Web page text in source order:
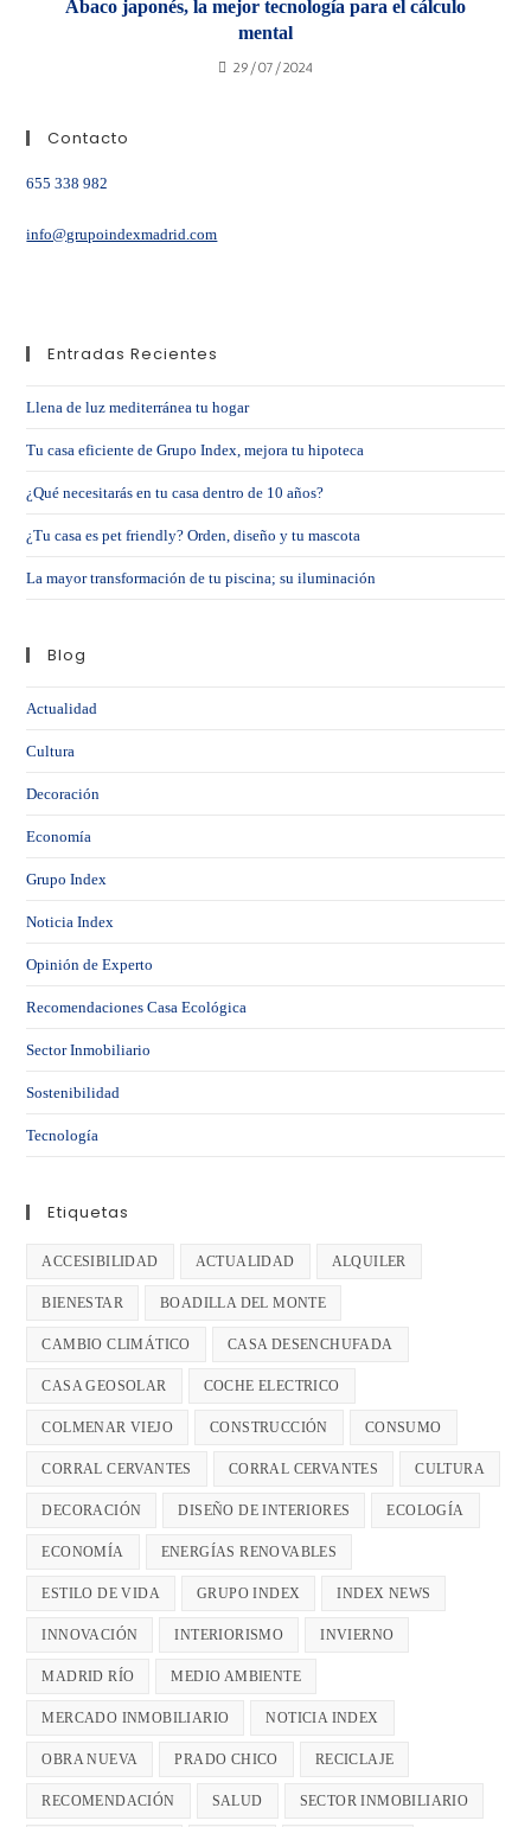
Ábaco japonés, la mejor tecnología para el cálculo
mental
29/07/2024
Contacto
655 338 982
info@grupoindexmadrid.com
Entradas Recientes
Llena de luz mediterránea tu hogar
Tu casa eficiente de Grupo Index, mejora tu hipoteca
¿Qué necesitarás en tu casa dentro de 10 años?
¿Tu casa es pet friendly? Orden, diseño y tu mascota
La mayor transformación de tu piscina; su iluminación
Blog
Actualidad
Cultura
Decoración
Economía
Grupo Index
Noticia Index
Opinión de Experto
Recomendaciones Casa Ecológica
Sector Inmobiliario
Sostenibilidad
Tecnología
Etiquetas
ACCESIBILIDAD ACTUALIDAD ALQUILER
BIENESTAR BOADILLA DEL MONTE
CAMBIO CLIMÁTICO CASA DESENCHUFADA
CASA GEOSOLAR COCHE ELECTRICO
COLMENAR VIEJO CONSTRUCCIÓN CONSUMO
CORRAL CERVANTES CORRAL CERVANTES CULTURA
DECORACIÓN DISEÑO DE INTERIORES ECOLOGÍA
ECONOMÍA ENERGÍAS RENOVABLES
ESTILO DE VIDA GRUPO INDEX INDEX NEWS
INNOVACIÓN INTERIORISMO INVIERNO
MADRID RÍO MEDIO AMBIENTE
MERCADO INMOBILIARIO NOTICIA INDEX
OBRA NUEVA PRADO CHICO RECICLAJE
RECOMENDACIÓN SALUD SECTOR INMOBILIARIO